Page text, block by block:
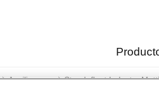
Auxiliares Standofleet Industry